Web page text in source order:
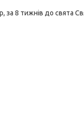
за 8 тижнів до свята